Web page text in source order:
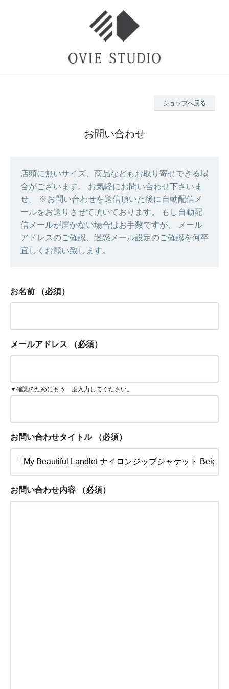
ショップへ戻る
お問い合わせ
店頭に無いサイズ、商品などもお取り寄せできる場
合がございます。 お気軽にお問い合わせ下さいま
せ。 ※お問い合わせを送信頂いた後に自動配信メ
ールをお送りさせて頂いております。 もし自動配
信メールが届かない場合はお手数ですが、 メール
アドレスのご確認、迷惑メール設定のご確認を何卒
宜しくお願い致します。
お名前 （必須）
メールアドレス （必須）
▼確認のためにもう一度入力してください。
お問い合わせタイトル （必須）
お問い合わせ内容 （必須）